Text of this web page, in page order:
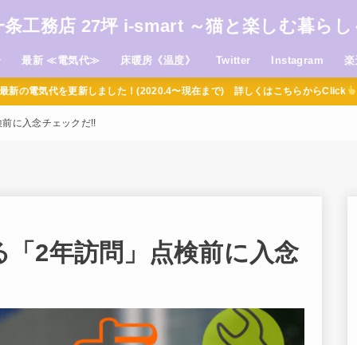
条工務店 27坪 i-smart ～猫と楽しむ暮らし
最新 ≪電気代≫ 床暖房《温度》 Twitter Instagram 楽
最新の電気代を更新しました！(2020.4〜現在まで) 詳しくはこちらからClick
に入念チェックだ!!
「2年訪問」点検前に入念